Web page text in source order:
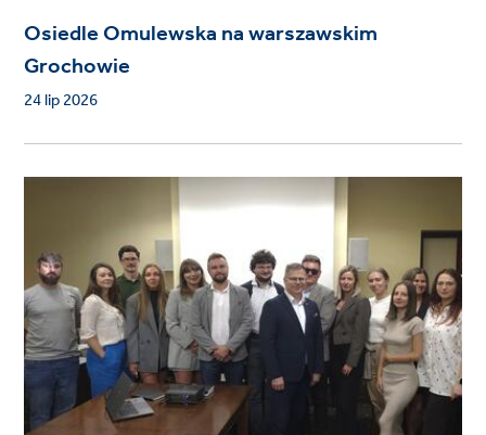
Osiedle Omulewska na warszawskim
Grochowie
24 lip 2026